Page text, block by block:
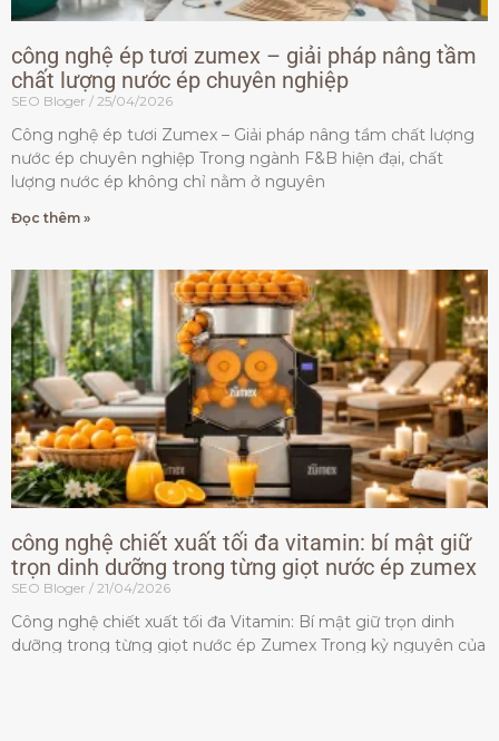
công nghệ ép tươi zumex – giải pháp nâng tầm
chất lượng nước ép chuyên nghiệp
SEO Bloger 25/04/2026
Công nghệ ép tươi Zumex – Giải pháp nâng tầm chất lượng
nước ép chuyên nghiệp Trong ngành F&B hiện đại, chất
lượng nước ép không chỉ nằm ở nguyên
Đọc thêm »
công nghệ chiết xuất tối đa vitamin: bí mật giữ
trọn dinh dưỡng trong từng giọt nước ép zumex
SEO Bloger 21/04/2026
Công nghệ chiết xuất tối đa Vitamin: Bí mật giữ trọn dinh
dưỡng trong từng giọt nước ép Zumex Trong kỷ nguyên của